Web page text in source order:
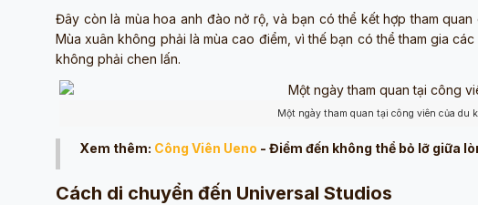
Đây còn là mùa hoa anh đào nở rộ, và bạn có thể kết hợp tham
Mùa xuân không phải là mùa cao điểm, vì thế bạn có thể tham gia
không phải chen lấn.
Một ngày tham quan tại công viên của du
Xem thêm: Công Viên Ueno - Điểm đến không thể bỏ lỡ giữa
Cách di chuyển đến Universal Studios